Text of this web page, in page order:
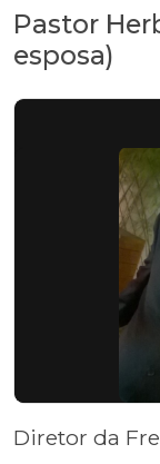
Pastor
esposa)
Diretor da